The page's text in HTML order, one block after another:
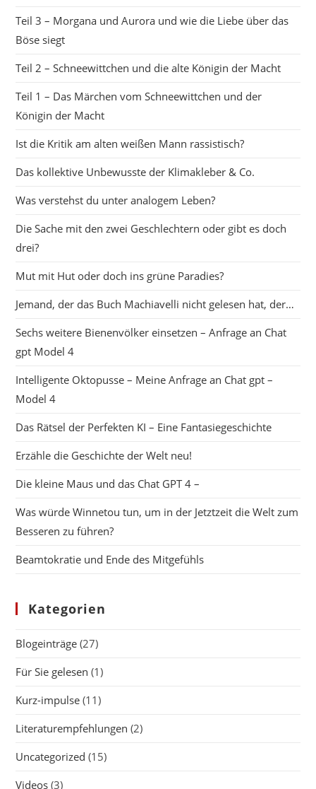
Teil 3 – Morgana und Aurora und wie die Liebe über das
Böse siegt
Teil 2 – Schneewittchen und die alte Königin der Macht
Teil 1 – Das Märchen vom Schneewittchen und der
Königin der Macht
Ist die Kritik am alten weißen Mann rassistisch?
Das kollektive Unbewusste der Klimakleber & Co.
Was verstehst du unter analogem Leben?
Die Sache mit den zwei Geschlechtern oder gibt es doch
drei?
Mut mit Hut oder doch ins grüne Paradies?
Jemand, der das Buch Machiavelli nicht gelesen hat, der…
Sechs weitere Bienenvölker einsetzen – Anfrage an Chat
gpt Model 4
Intelligente Oktopusse – Meine Anfrage an Chat gpt –
Model 4
Das Rätsel der Perfekten KI – Eine Fantasiegeschichte
Erzähle die Geschichte der Welt neu!
Die kleine Maus und das Chat GPT 4 –
Was würde Winnetou tun, um in der Jetztzeit die Welt zum
Besseren zu führen?
Beamtokratie und Ende des Mitgefühls
Kategorien
Blogeinträge (27)
Für Sie gelesen (1)
Kurz-impulse (11)
Literaturempfehlungen (2)
Uncategorized (15)
Videos (3)